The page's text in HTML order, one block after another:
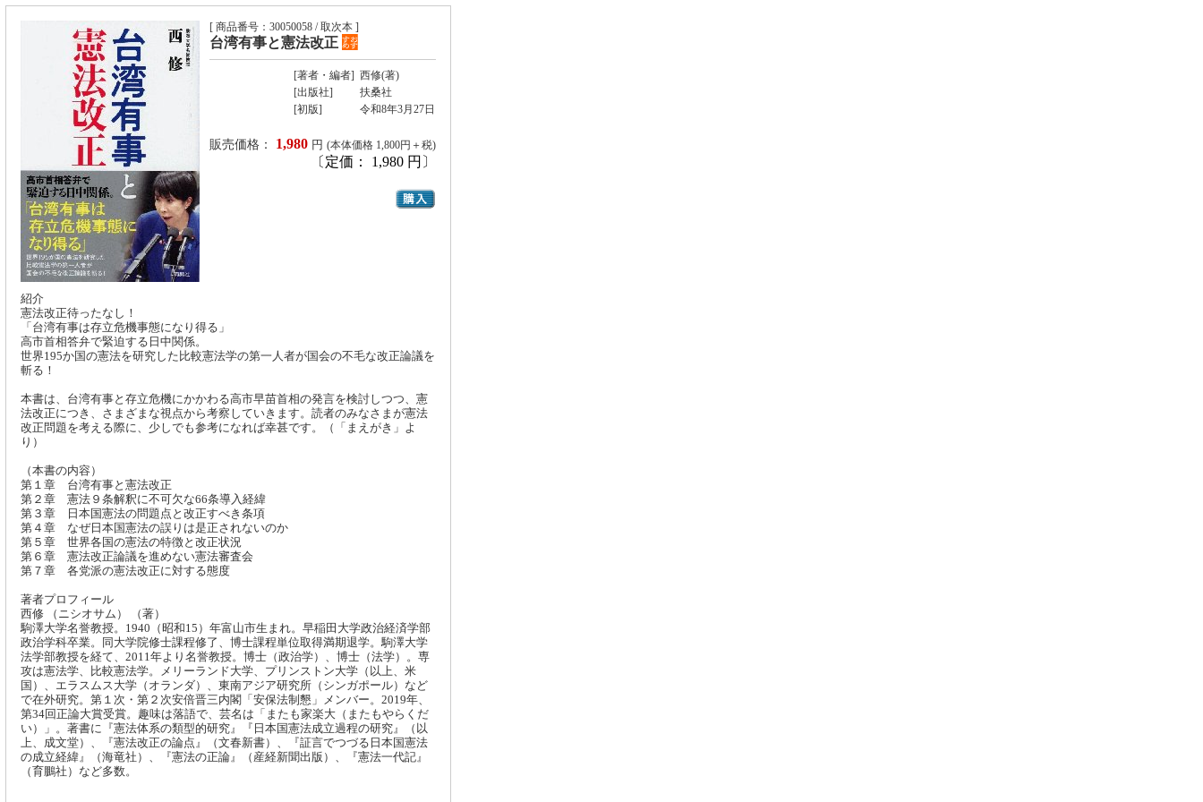
[ 商品番号：30050058 / 取次本 ]
台湾有事と憲法改正
[著者・編者] 西修(著)
[出版社]
扶桑社
[初版]
令和8年3月27日
販売価格： 1,980 円 (本体価格 1,800円＋税)
〔定価： 1,980 円〕
紹介
憲法改正待ったなし！
「台湾有事は存立危機事態になり得る」
高市首相答弁で緊迫する日中関係。
世界195か国の憲法を研究した比較憲法学の第一人者が国会の不毛な改正論議を
斬る！
本書は、台湾有事と存立危機にかかわる高市早苗首相の発言を検討しつつ、憲
法改正につき、さまざまな視点から考察していきます。読者のみなさまが憲法
改正問題を考える際に、少しでも参考になれば幸甚です。（「まえがき」よ
り）
（本書の内容）
第１章 台湾有事と憲法改正
第２章 憲法９条解釈に不可欠な66条導入経緯
第３章 日本国憲法の問題点と改正すべき条項
第４章 なぜ日本国憲法の誤りは是正されないのか
第５章 世界各国の憲法の特徴と改正状況
第６章 憲法改正論議を進めない憲法審査会
第７章 各党派の憲法改正に対する態度
著者プロフィール
西修 （ニシオサム） （著）
駒澤大学名誉教授。1940（昭和15）年富山市生まれ。早稲田大学政治経済学部
政治学科卒業。同大学院修士課程修了、博士課程単位取得満期退学。駒澤大学
法学部教授を経て、2011年より名誉教授。博士（政治学）、博士（法学）。専
攻は憲法学、比較憲法学。メリーランド大学、プリンストン大学（以上、米
国）、エラスムス大学（オランダ）、東南アジア研究所（シンガポール）など
で在外研究。第１次・第２次安倍晋三内閣「安保法制懇」メンバー。2019年、
第34回正論大賞受賞。趣味は落語で、芸名は「またも家楽大（またもやらくだ
い）」。著書に『憲法体系の類型的研究』『日本国憲法成立過程の研究』（以
上、成文堂）、『憲法改正の論点』（文春新書）、『証言でつづる日本国憲法
の成立経緯』（海竜社）、『憲法の正論』（産経新聞出版）、『憲法一代記』
（育鵬社）など多数。